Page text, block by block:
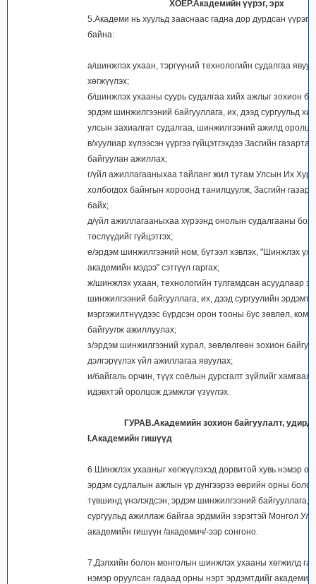
ХОЁР.Академийн үүрэг, эрх
5.Академи нь хуульд зааснаас гадна дор дурдсан үүрэг,
байна:
а/шинжлэх ухаан, тэргүүний технологийн судалгаа
хөгжүүлэх;
б/шинжлэх ухааны суурь судалгаа хийх ажлыг зохион
эрдэм шинжилгээний байгууллага, их, дээд сургуульд
улсын захиалгат судалгаа, шинжилгээний ажилд
в/хуулиар хүлээсэн үүргээ гүйцэтгэхдээ Засгийн газартай
байгуулан ажиллах;
г/үйл ажиллагааныхаа тайланг жил тутам Улсын Их
холбогдох байнгын хороонд танилцуулж, Засгийн
байх;
д/үйл ажиллагааныхаа хүрээнд онолын судалгааны
төслүүдийг гүйцэтгэх;
е/эрдэм шинжилгээний ном, бүтээл хэвлэх, "Шинжлэх
академийн мэдээ" сэтгүүл гаргах;
ж/шинжлэх ухаан, технологийн тулгамдсан асуудлаар
шинжилгээний байгууллага, их, дээд сургуулийн
мэргэжилтнүүдээс бүрдсэн орон тооны бус зөвлөл,
байгуулж ажиллуулах;
з/эрдэм шинжилгээний хурал, зөвлөлгөөн зохион
дэлгэрүүлэх үйл ажиллагаа явуулах;
и/байгаль орчин, түүх соёлын дурсгалт зүйлийг
идэвхтэй оролцож дэмжлэг үзүүлэх.
ГУРАВ.Академийн зохион байгуулалт,
I.Академийн гишүүд
6.Шинжлэх ухааныг хөгжүүлэхэд дорвитой хувь нэмэр
эрдэм судлалын ажлын үр дүнгээрээ өөрийн орны
түвшинд үнэлэгдсэн, эрдэм шинжилгээний байгууллага,
сургуульд ажиллаж байгаа эрдмийн зэрэгтэй Монгол
академийн гишүүн /академич/-ээр сонгоно.
7.Дэлхийн болон монголын шинжлэх ухааны хөгжилд
нэмэр оруулсан гадаад орны нэрт эрдэмтдийг